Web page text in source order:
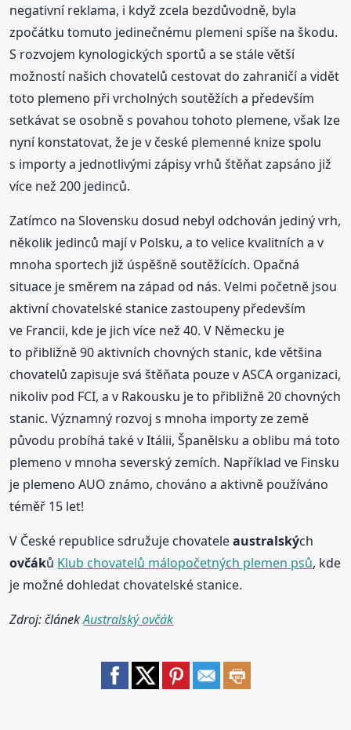
negativní reklama, i když zcela bezdůvodně, byla
zpočátku tomuto jedinečnému plemeni spíše na škodu.
S rozvojem kynologických sportů a se stále větší
možností našich chovatelů cestovat do zahraničí a vidět
toto plemeno při vrcholných soutěžích a především
setkávat se osobně s povahou tohoto plemene, však lze
nyní konstatovat, že je v české plemenné knize spolu
s importy a jednotlivými zápisy vrhů štěňat zapsáno již
více než 200 jedinců.
Zatímco na Slovensku dosud nebyl odchován jediný vrh,
několik jedinců mají v Polsku, a to velice kvalitních a v
mnoha sportech již úspěšně soutěžících. Opačná
situace je směrem na západ od nás. Velmi početně jsou
aktivní chovatelské stanice zastoupeny především
ve Francii, kde je jich více než 40. V Německu je
to přibližně 90 aktivních chovných stanic, kde většina
chovatelů zapisuje svá štěňata pouze v ASCA organizaci,
nikoliv pod FCI, a v Rakousku je to přibližně 20 chovných
stanic. Významný rozvoj s mnoha importy ze země
původu probíhá také v Itálii, Španělsku a oblibu má toto
plemeno v mnoha severský zemích. Například ve Finsku
je plemeno AUO známo, chováno a aktivně používáno
téměř 15 let!
V České republice sdružuje chovateleaustralských
ovčáků Klub chovatelů málopočetných plemen psů, kde
je možné dohledat chovatelské stanice.
Zdroj: článekAustralský ovčák